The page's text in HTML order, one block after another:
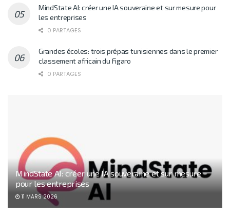
MindState AI: créer une IA souveraine et sur mesure pour
les entreprises
0 PARTAGES
Grandes écoles: trois prépas tunisiennes dans le premier
classement africain du Figaro
0 PARTAGES
MindState AI: créer une IA souveraine et sur mesure
pour les entreprises
11 MARS 2026